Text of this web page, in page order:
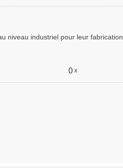
niveau industriel pour leur fabrication.
0 x